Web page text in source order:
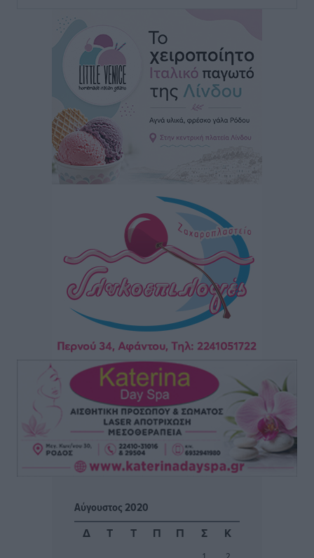
Iατρικός Σύλλογος Ροδου προς Α. Γεωργιάδη:
Στρατηγικές Προτάσεις για την Ενίσχυση της
Δημόσιας Υγείας στη Νησιωτική Ελλάδα και στα
Νοσοκομεία της Γ΄ Ζώνης
Τοπικές Ειδήσεις πριν 13 ώρες
Πάνθηρες: Ξεκίνησαν αισιόδοξοι για την παρθενική
“πτήση” τους
Αθλητικά• πριν 13 ώρες
Άρης Αρχαγγέλου: Στο πλευρό του άτυχου Ιάκωβου
• πριν 13 ώρες
Φοίβος: Η μεγάλη επιστροφή του Μπρένο Σαλβατιέρα
πριν 13 ώρες
Κλεάνθης: Έτοιμες οι κάρτες διαρκείας της νέας
σεζόν
Αθλητικά πριν 13 ώρες
Ατρόμητος Διμυλιάς: Ο Μαργαρίτης και μία
αδιαπραγμάτευτη φιλοσοφία
Αθλητικά• πριν 13 ώρες
Παπαεμμανουήλ
πριν 15 ώρες
Αύγουστος 2020
Δ
Τ Τ Π Π Σ Κ
1
2